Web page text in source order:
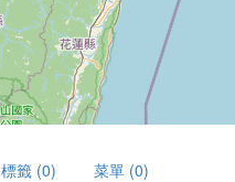
標籤 (0) 菜單 (0)